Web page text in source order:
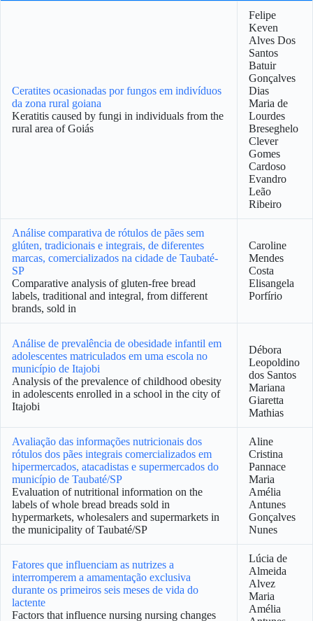
Ceratites ocasionadas por fungos em indivíduos
da zona rural goiana
Keratitis caused by fungi in individuals from the
rural area of Goiás
Felipe
Keven
Alves Dos
Santos
Batuir
Gonçalves
Dias
Maria de
Lourdes
Breseghelo
Clever
Gomes
Cardoso
Evandro
Leão
Ribeiro
Análise comparativa de rótulos de pães sem
glúten, tradicionais e integrais, de diferentes
marcas, comercializados na cidade de Taubaté-
SP
Comparative analysis of gluten-free bread
labels, traditional and integral, from different
brands, sold in
Caroline
Mendes
Costa
Elisangela
Porfírio
Análise de prevalência de obesidade infantil em
adolescentes matriculados em uma escola no
município de Itajobi
Analysis of the prevalence of childhood obesity
in adolescents enrolled in a school in the city of
Itajobi
Débora
Leopoldino
dos Santos
Mariana
Giaretta
Mathias
Avaliação das informações nutricionais dos
rótulos dos pães integrais comercializados em
hipermercados, atacadistas e supermercados do
município de Taubaté/SP
Evaluation of nutritional information on the
labels of whole bread breads sold in
hypermarkets, wholesalers and supermarkets in
the municipality of Taubaté/SP
Aline
Cristina
Pannace
Maria
Amélia
Antunes
Gonçalves
Nunes
Fatores que influenciam as nutrizes a
interromperem a amamentação exclusiva
durante os primeiros seis meses de vida do
lactente
Factors that influence nursing nursing changes
Lúcia de
Almeida
Alvez
Maria
Amélia